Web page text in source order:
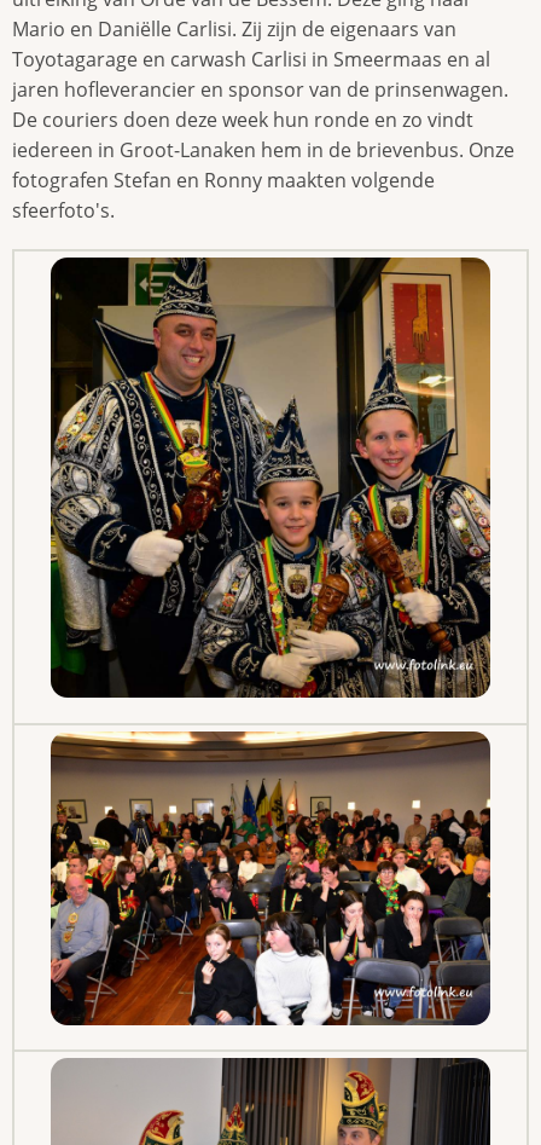
Mario en Daniëlle Carlisi. Zij zijn de eigenaars van
Toyotagarage en carwash Carlisi in Smeermaas en al
jaren hofleverancier en sponsor van de prinsenwagen.
De couriers doen deze week hun ronde en zo vindt
iedereen in Groot-Lanaken hem in de brievenbus. Onze
fotografen Stefan en Ronny maakten volgende
sfeerfoto's.